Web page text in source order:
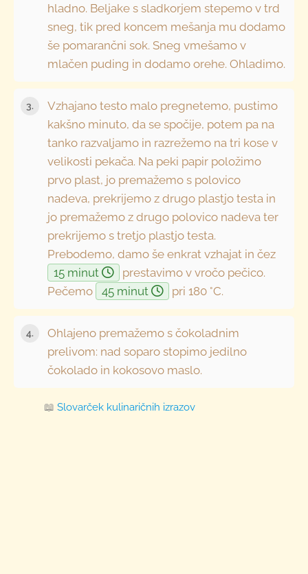
hladno. Beljake s sladkorjem stepemo v trd
sneg, tik pred koncem mešanja mu dodamo
še pomarančni sok. Sneg vmešamo v
mlačen puding in dodamo orehe. Ohladimo.
Vzhajano testo malo pregnetemo, pustimo
kakšno minuto, da se spočije, potem pa na
tanko razvaljamo in razrežemo na tri kose v
velikosti pekača. Na peki papir položimo
prvo plast, jo premažemo s polovico
nadeva, prekrijemo z drugo plastjo testa in
jo premažemo z drugo polovico nadeva ter
prekrijemo s tretjo plastjo testa.
Prebodemo, damo še enkrat vzhajat in čez
15 minut
prestavimo v vročo pečico.
Pečemo
45 minut pri 180 °C.
Ohlajeno premažemo s čokoladnim
prelivom: nad soparo stopimo jedilno
čokolado in kokosovo maslo.
📖Slovarček kulinaričnih izrazov